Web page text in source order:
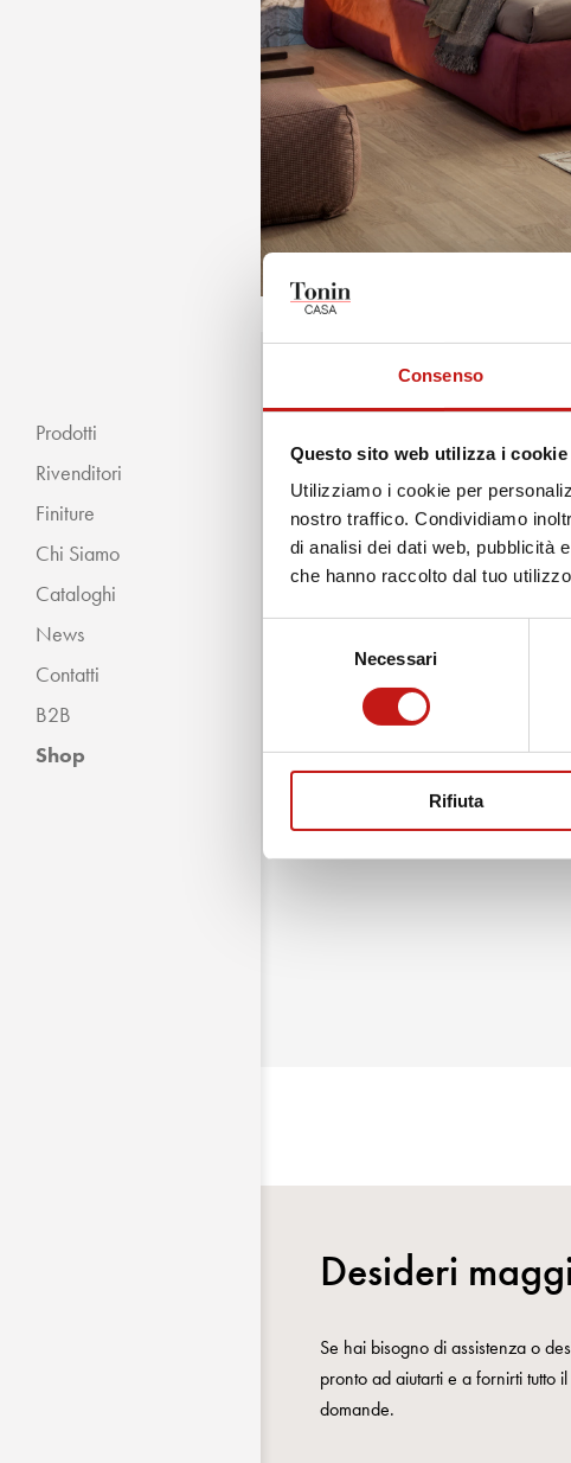
Consenso
Questo sito web utilizza i cookie
Utilizziamo i cookie per
nostro traffico. Condividiamo
di analisi dei dati web, pubblicità
che hanno raccolto dal tuo
Necessari
Rifiuta
Prodotti
Rivenditori
Finiture
Chi Siamo
Cataloghi
News
Contatti
B2B
Shop
« INDIETRO
Desideri
Se hai bisogno di assistenza o
pronto ad aiutarti e a fornirti tutto
domande.